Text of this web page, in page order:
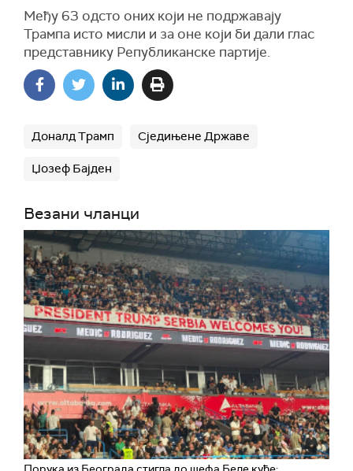
Међу 63 одсто оних који не подржавају
Трампа исто мисли и за оне који би дали глас
представнику Републиканске партије.
Доналд Трамп Сједињене Државе
Џозеф Бајден
Везани чланци